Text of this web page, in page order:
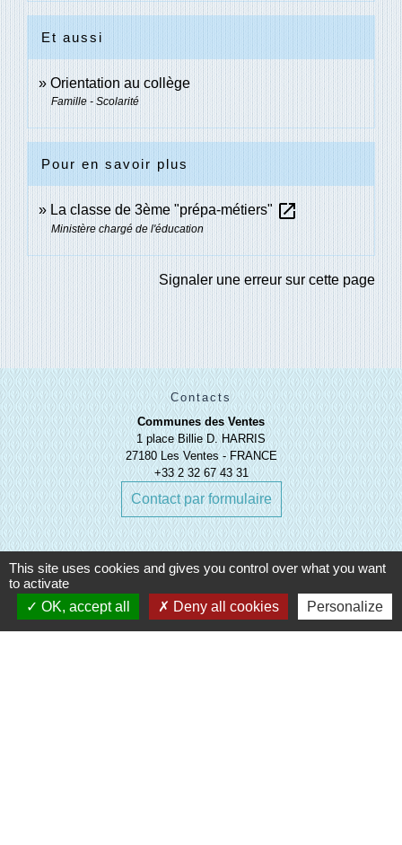
Et aussi
Orientation au collège
Famille - Scolarité
Pour en savoir plus
La classe de 3ème "prépa-métiers" open_in_new
Ministère chargé de l'éducation
Signaler une erreur sur cette page
Contacts
Communes des Ventes
1 place Billie D. HARRIS
27180 Les Ventes - FRANCE
+33 2 32 67 43 31
Contact par formulaire
Liens
This site uses cookies and gives you control over what you want
to activate
OK, accept all
Deny all cookies Personalize